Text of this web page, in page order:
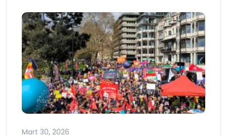
Mart 30, 2026